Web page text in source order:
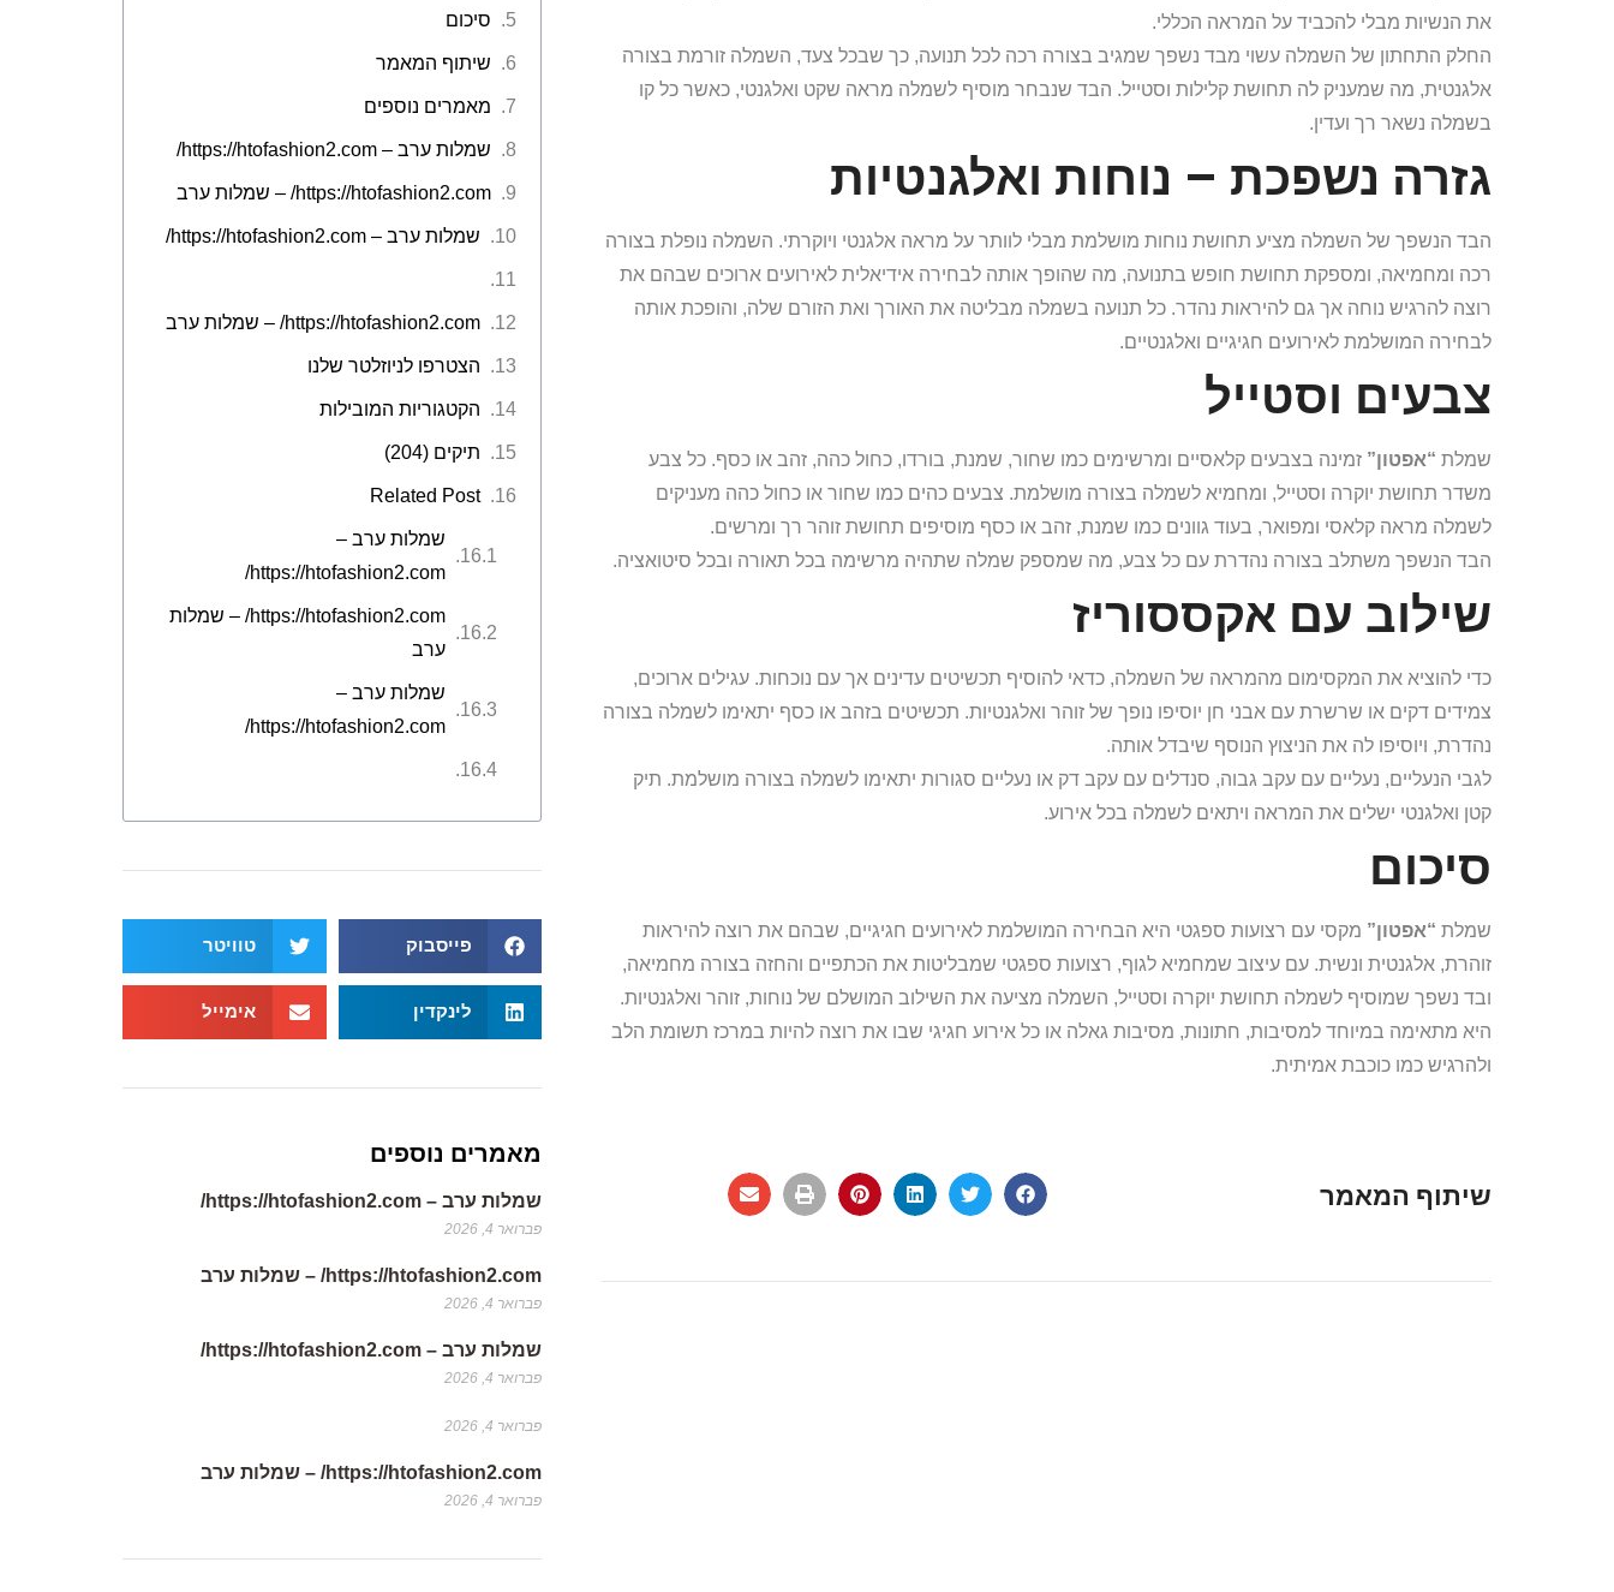
את הנשיות מבלי להכביד על המראה הכללי.
החלק התחתון של השמלה עשוי מבד נשפך שמגיב בצורה רכה לכל תנועה, כך שבכל צעד, השמלה זורמת בצורה
אלגנטית, מה שמעניק לה תחושת קלילות וסטייל. הבד שנבחר מוסיף לשמלה מראה שקט ואלגנטי, כאשר כל קו
בשמלה נשאר רך ועדין.
גזרה נשפכת – נוחות ואלגנטיות
הבד הנשפך של השמלה מציע תחושת נוחות מושלמת מבלי לוותר על מראה אלגנטי ויוקרתי. השמלה נופלת בצורה
רכה ומחמיאה, ומספקת תחושת חופש בתנועה, מה שהופך אותה לבחירה אידיאלית לאירועים ארוכים שבהם את
רוצה להרגיש נוחה אך גם להיראות נהדר. כל תנועה בשמלה מבליטה את האורך ואת הזורם שלה, והופכת אותה
לבחירה המושלמת לאירועים חגיגיים ואלגנטיים.
צבעים וסטייל
שמלת “אפטון” זמינה בצבעים קלאסיים ומרשימים כמו שחור, שמנת, בורדו, כחול כהה, זהב או כסף. כל צבע
משדר תחושת יוקרה וסטייל, ומחמיא לשמלה בצורה מושלמת. צבעים כהים כמו שחור או כחול כהה מעניקים
לשמלה מראה קלאסי ומפואר, בעוד גוונים כמו שמנת, זהב או כסף מוסיפים תחושת זוהר רך ומרשים.
הבד הנשפך משתלב בצורה נהדרת עם כל צבע, מה שמספק שמלה שתהיה מרשימה בכל תאורה ובכל סיטואציה.
שילוב עם אקססוריז
כדי להוציא את המקסימום מהמראה של השמלה, כדאי להוסיף תכשיטים עדינים אך עם נוכחות. עגילים ארוכים,
צמידים דקים או שרשרת עם אבני חן יוסיפו נופך של זוהר ואלגנטיות. תכשיטים בזהב או כסף יתאימו לשמלה בצורה
נהדרת, ויוסיפו לה את הניצוץ הנוסף שיבדל אותה.
לגבי הנעליים, נעליים עם עקב גבוה, סנדלים עם עקב דק או נעליים סגורות יתאימו לשמלה בצורה מושלמת. תיק
קטן ואלגנטי ישלים את המראה ויתאים לשמלה בכל אירוע.
סיכום
שמלת “אפטון” מקסי עם רצועות ספגטי היא הבחירה המושלמת לאירועים חגיגיים, שבהם את רוצה להיראות
זוהרת, אלגנטית ונשית. עם עיצוב שמחמיא לגוף, רצועות ספגטי שמבליטות את הכתפיים והחזה בצורה מחמיאה,
ובד נשפך שמוסיף לשמלה תחושת יוקרה וסטייל, השמלה מציעה את השילוב המושלם של נוחות, זוהר ואלגנטיות.
היא מתאימה במיוחד למסיבות, חתונות, מסיבות גאלה או כל אירוע חגיגי שבו את רוצה להיות במרכז תשומת הלב
ולהרגיש כמו כוכבת אמיתית.
שיתוף המאמר
סיכום
שיתוף המאמר
מאמרים נוספים
שמלות ערב – https://htofashion2.com/
https://htofashion2.com/ – שמלות ערב
שמלות ערב – https://htofashion2.com/
https://htofashion2.com/ – שמלות ערב
הצטרפו לניוזלטר שלנו
הקטגוריות המובילות
תיקים (204)
Related Post
שמלות ערב –
https://htofashion2.com/
https://htofashion2.com/ – שמלות
ערב
שמלות ערב –
https://htofashion2.com/
פייסבוק טוויטר
לינקדין אימייל
מאמרים נוספים
שמלות ערב – https://htofashion2.com/
פברואר 4, 2026
https://htofashion2.com/ – שמלות ערב
פברואר 4, 2026
שמלות ערב – https://htofashion2.com/
פברואר 4, 2026
פברואר 4, 2026
https://htofashion2.com/ – שמלות ערב
פברואר 4, 2026